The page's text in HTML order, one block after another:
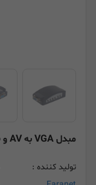
مبدل VGA به AV و S-Video
تولید کننده :